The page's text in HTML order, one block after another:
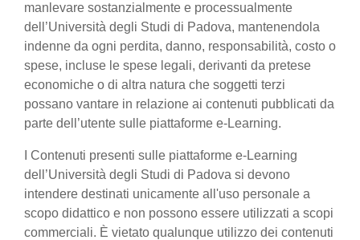
manlevare sostanzialmente e processualmente
dell’Università degli Studi di Padova, mantenendola
indenne da ogni perdita, danno, responsabilità, costo o
spese, incluse le spese legali, derivanti da pretese
economiche o di altra natura che soggetti terzi
possano vantare in relazione ai contenuti pubblicati da
parte dell’utente sulle piattaforme e-Learning.
I Contenuti presenti sulle piattaforme e-Learning
dell’Università degli Studi di Padova si devono
intendere destinati unicamente all'uso personale a
scopo didattico e non possono essere utilizzati a scopi
commerciali. È vietato qualunque utilizzo dei contenuti